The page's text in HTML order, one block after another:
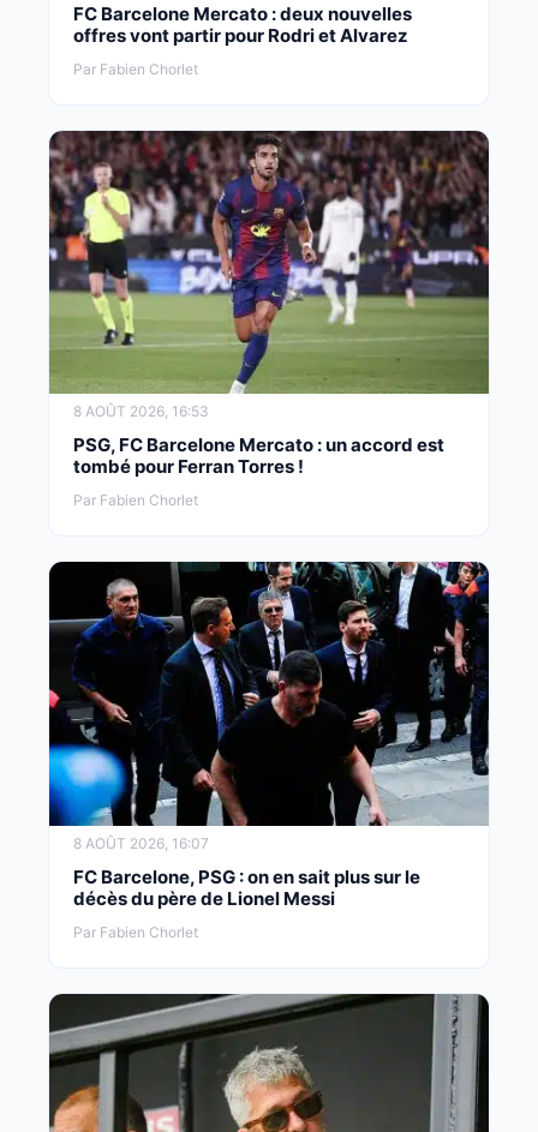
FC Barcelone Mercato : deux nouvelles
offres vont partir pour Rodri et Alvarez
Par Fabien Chorlet
8 AOÛT 2026, 16:53
PSG, FC Barcelone Mercato : un accord est
tombé pour Ferran Torres !
Par Fabien Chorlet
8 AOÛT 2026, 16:07
FC Barcelone, PSG : on en sait plus sur le
décès du père de Lionel Messi
Par Fabien Chorlet